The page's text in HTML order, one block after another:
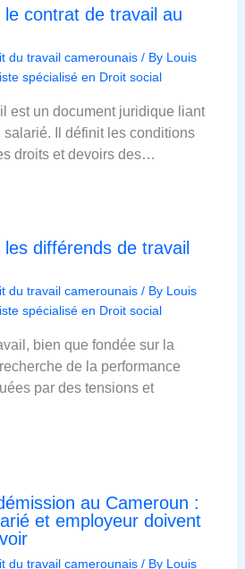
contrat de travail au
du travail camerounais/ By Louis
spécialisé en Droit social
est un document juridique liant
salarié. Il définit les conditions
droits et devoirs des…
différends de travail
du travail camerounais/ By Louis
spécialisé en Droit social
bien que fondée sur la
de la performance
par des tensions et
au Cameroun :
et employeur doivent
du travail camerounais/ By Louis